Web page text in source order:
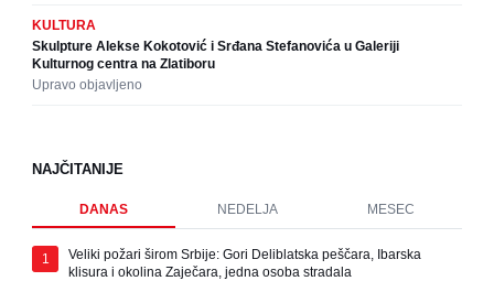
KULTURA
Skulpture Alekse Kokotović i Srđana Stefanovića u Galeriji
Kulturnog centra na Zlatiboru
Upravo objavljeno
NAJČITANIJE
DANAS NEDELJA MESEC
1
Veliki požari širom Srbije: Gori Deliblatska peščara, Ibarska
klisura i okolina Zaječara, jedna osoba stradala